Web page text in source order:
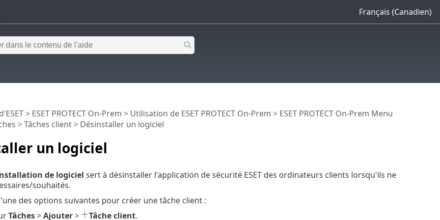
Français (Canadien)
un logiciel
> ESET PROTECT On-Prem > Utilisation de ESET PROTECT On-Prem > ESET PROTECT On-Prem Menu
>Tâches client> Désinstaller un logiciel
de logiciel sert à désinstaller l'application de sécurité ESET des ordinateurs clients lorsqu'ils ne
souhaités.
des options suivantes pour créer une tâche client :
Tâches>Ajouter> Tâche client.